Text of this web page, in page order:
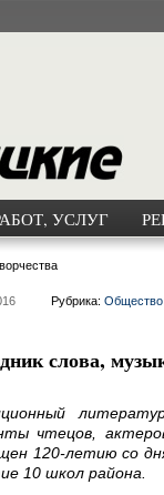
УСЛУГ
Рубрика: Общество
слова,
чтецов,
120-летию со
10 школ района.